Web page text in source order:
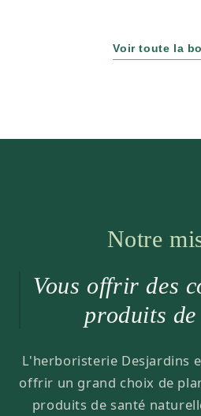
Voir toute la
Notre
Vous offrir des
produits
L'herboristerie Desjardins
offrir un grand choix de
produits de santé